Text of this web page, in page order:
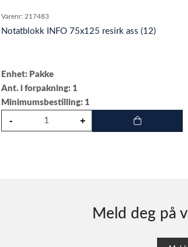
Varenr: 217483
Notatblokk INFO 75x125 resirk ass (12)
Enhet: Pakke
Ant. i forpakning: 1
Minimumsbestilling: 1
Meld deg på